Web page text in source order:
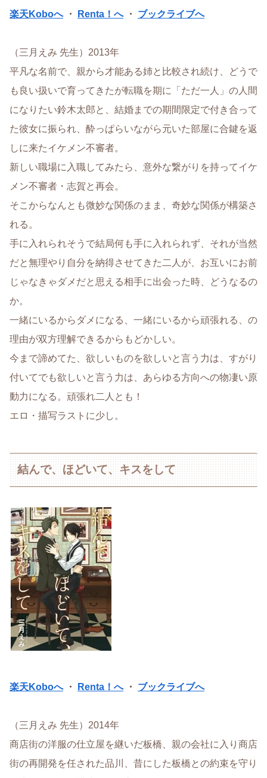
楽天Koboへ・ Renta！へ・ ブックライブへ
（三月えみ 先生）2013年
平凡な名前で、親から才能ある姉と比較され続け、どうで
も良い扱いで育ってきたが転職を期に「ただ一人」の人間
になりたい鈴木太郎と、結婚までの期間限定で付き合って
た彼女に振られ、酔っぱらいながら元いた部屋に合鍵を返
しに来たイケメン不審者。
新しい職場に入職してみたら、意外な繋がりを持ってイケ
メン不審者・志賀と再会。
そこからなんとも微妙な関係のまま、奇妙な関係が構築さ
れる。
手に入れられそうで結局何も手に入れられず、それが当然
だと無理やり自分を納得させてきた二人が、お互いにお前
じゃなきゃダメだと思える相手に出会った時、どうなるの
か。
一緒にいるからダメになる、一緒にいるから頑張れる、の
理由が双方理解できるからもどかしい。
今まで諦めてた、欲しいものを欲しいと言う力は、すがり
付いてでも欲しいと言う力は、あらゆる方向への物凄い原
動力になる。頑張れ二人とも！
エロ・描写ラストに少し。
結んで、ほどいて、キスをして
楽天Koboへ・ Renta！へ・ ブックライブへ
（三月えみ 先生）2014年
商店街の洋服の仕立屋を継いだ板橋、親の会社に入り商店
街の再開発を任された品川、昔にした板橋との約束を守り